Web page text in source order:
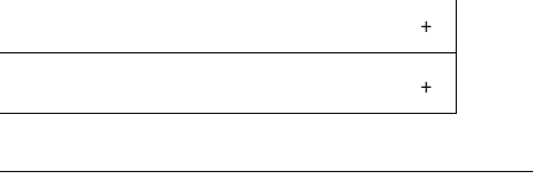
gehört zum Erlebnis dazu. +
deutlich mehr Zeit ein als ihr denkt. +